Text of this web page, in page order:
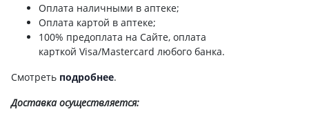
Intensive крем азелаинов к-та 20% и
ниацинамид 6% 30мл
Intensive сыров антивозр с ретинолом
Оплата наличными в аптеке;
Оплата картой в аптеке;
100% предоплата на Сайте, оплата
карткой Visa/Mastercard любого банка.
Смотреть подробнее.
Доставкаосуществляется: